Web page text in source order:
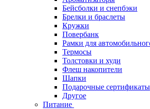
Бейсболки и снепбэки
Брелки и браслеты
Кружки
Повербанк
Рамки для
Термосы
Толстовки и худи
Флеш накопители
Шапки
Подарочные сертификаты
Другое
Питание